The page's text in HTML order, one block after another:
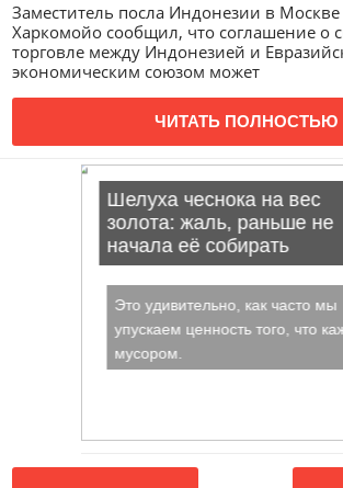
Заместитель посла Индонезии в Москве
Харкомойо сообщил, что соглашение о
торговле между Индонезией и
экономическим союзом может
ЧИТАТЬ ПОЛНОСТЬЮ